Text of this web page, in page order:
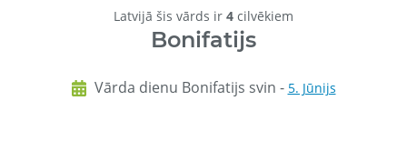
Latvijā šis vārds ir 4 cilvēkiem
Bonifatijs
Vārda dienu Bonifatijs svin - 5. Jūnijs